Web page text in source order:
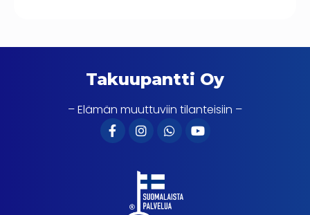
Takuupantti Oy
– Elämän muuttuviin tilanteisiin –